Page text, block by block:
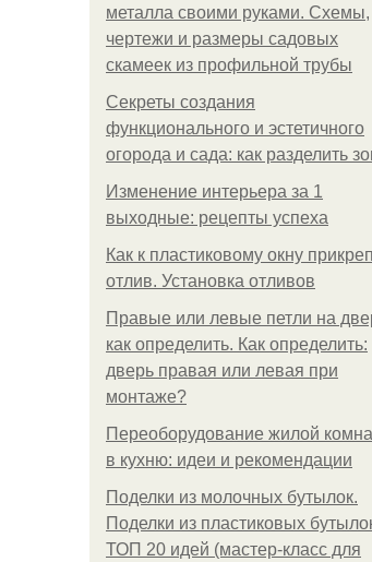
металла своими руками. Схемы,
чертежи и размеры садовых
скамеек из профильной трубы
Секреты создания
функционального и эстетичного
огорода и сада: как разделить
Изменение интерьера за 1
выходные: рецепты успеха
Как к пластиковому окну
отлив. Установка отливов
Правые или левые петли на
как определить. Как определить:
дверь правая или левая при
монтаже?
Переоборудование жилой
в кухню: идеи и рекомендации
Поделки из молочных бутылок.
Поделки из пластиковых
ТОП 20 идей (мастер-класс для